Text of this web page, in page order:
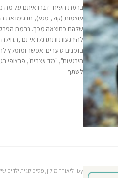
ברמת השיח- דברו איתם על מה
עוצמות (קול, מגע), תדגימו את
שלהם כתוצאה מכך. ברמת
להירגעות ותתרגלו איתם ,תחילה
בזמנים סוערים. אפשר ומומלץ
הירגעות", "מד עצבים", פרצופי
לשתף
by : ליאורה מילין, פסיכולוגית ילדים